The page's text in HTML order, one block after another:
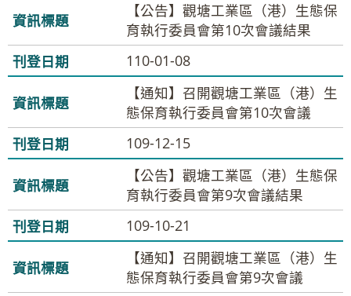
【公告】觀塘工業區（港）生態保
育執行委員會第10次會議結果
110-01-08
【通知】召開觀塘工業區（港）生
態保育執行委員會第10次會議
109-12-15
【公告】觀塘工業區（港）生態保
育執行委員會第9次會議結果
109-10-21
【通知】召開觀塘工業區（港）生
態保育執行委員會第9次會議